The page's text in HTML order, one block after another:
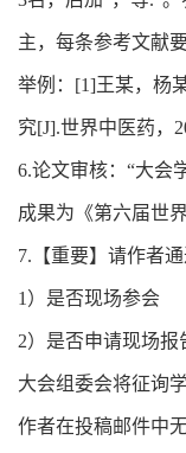
主，每条参考文献
举例：[1]王某，杨
究[J].世界中医药，
6.论文审核：“大会
成果为《第六届世
7.【重要】请作者
1）是否现场参会
2）是否申请现场报
大会组委会将征询
作者在投稿邮件中